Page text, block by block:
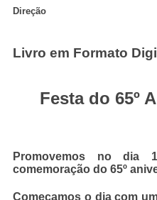
Direção
Livro em Formato
Festa do 65º
Promovemos no
comemoração do 65º
Começamos o dia com